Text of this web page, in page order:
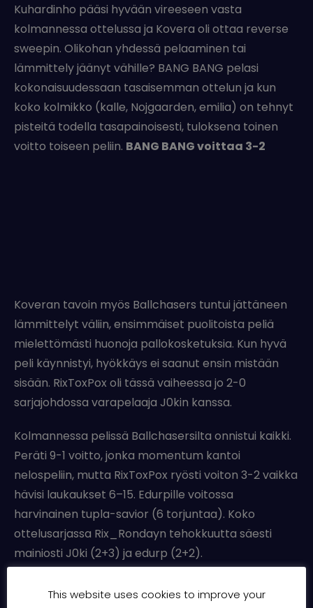
Kuhardinho pääsi hyvään vireeseen vasta
kolmannessa ottelussa ja Kovera oli ottaa reverse
sweepin. Olikohan yhdessä pelaaminen tai
lämmittely jäänyt vähille? BANG BANG pelasi
kokonaisuudessaan tasaisemman ottelun ja kun
koko kolmikko (kalle, Nojgaarden, emilia) on tehnyt
pisteitä todella tasapainoisesti, tuloksena toinen
voitto toiseen peliin. BANG BANG voittaa 3-2
Koveran tavoin myös Ballchasers tuntui jättäneen
lämmittelyt väliin, ensimmäiset puolitoista peliä
mielettömästi huonoja pallokosketuksia. Kun hyvä
peli käynnistyi, hyökkäys ei saanut ensin mistään
sisään. RixToxPox oli tässä vaiheessa jo 2-0
sarjajohdossa varapelaaja J0kin kanssa.
Kolmannessa pelissä Ballchasersilta onnistui kaikki.
Peräti 9-1 voitto, jonka momentum kantoi
nelospeliin, mutta RixToxPox ryösti voiton 3-2 vaikka
hävisi laukaukset 6–15. Edurpille voitossa
harvinainen tupla-savior (6 torjuntaa). Koko
ottelusarjassa Rix_Rondayn tehokkuutta säesti
mainiosti J0ki (2+3) ja edurp (2+2).
Joukkueensa MVP Rix_Rondayn otteissa pieni
This website uses cookies to improve your